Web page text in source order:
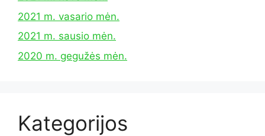
2021 m. vasario mėn.
2021 m. sausio mėn.
2020 m. gegužės mėn.
Kategorijos